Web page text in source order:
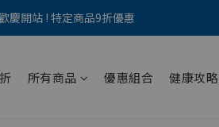
員，即享$100 購物金      >>前往註冊
慶開站 ! 特定商品9折優惠
員，即享$100 購物金      >>前往註冊
所有商品 優惠組合 健康攻略